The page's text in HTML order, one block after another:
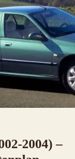
2004) –